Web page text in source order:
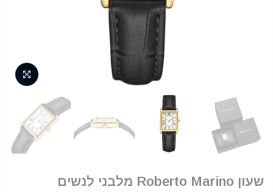
שעון Roberto Marino מלבני לנשים